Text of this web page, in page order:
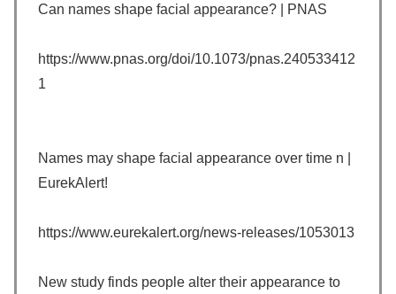
Can names shape facial appearance? | PNAS
https://www.pnas.org/doi/10.1073/pnas.240533412
1
Names may shape facial appearance over time n |
EurekAlert!
https://www.eurekalert.org/news-releases/1053013
New study finds people alter their appearance to